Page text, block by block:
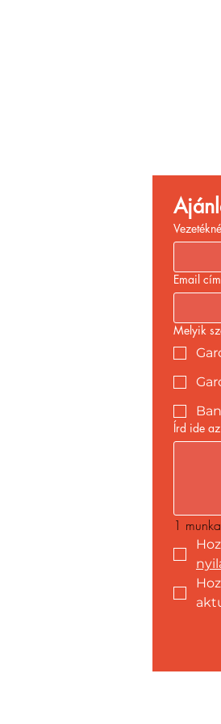
Email cím
Melyik
Írd ide
1